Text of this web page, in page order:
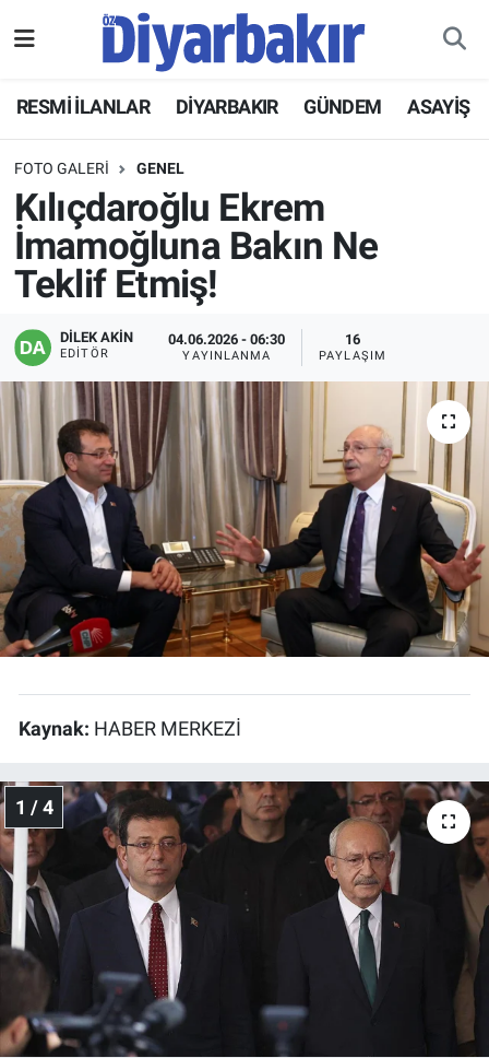
RESMİ İLANLAR DİYARBAKIR GÜNDEM ASAYİŞ
FOTO GALERI GENEL
Kılıçdaroğlu Ekrem
İmamoğluna Bakın Ne
Teklif Etmiş!
DİLEK AKİN
EDITÖR
04.06.2026 - 06:30
YAYINLANMA
16
PAYLAŞIM
Kaynak: HABER MERKEZİ
1 / 4
ASAYİŞ
DİYARBAKIR
EKONOMİ
BÖLGE
DÜNYA
KÜLTÜR SANAT
EĞİTİM
ÖZEL HABER
POLİTİKA
SAĞLIK
TEKNOLOJİ
Hava Durumu
Namaz Vakitleri
Trafik Durumu
Süper Lig Puan Durumu ve Fikstür
Tüm Manşetler
Son Dakika Haberleri
Haber Arşivi